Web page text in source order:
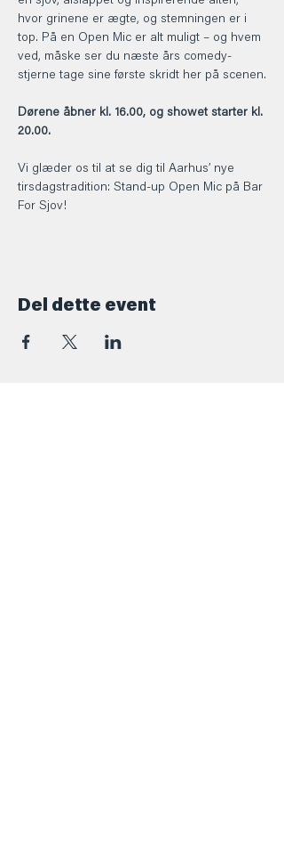
hvor grinene er ægte, og stemningen er i
top. På en Open Mic er alt muligt – og hvem
ved, måske ser du næste års comedy-
stjerne tage sine første skridt her på scenen.
Dørene åbner kl. 16.00, og showet starter kl.
20.00.
Vi glæder os til at se dig til Aarhus’ nye
tirsdagstradition: Stand-up Open Mic på Bar
For Sjov!
Del dette event